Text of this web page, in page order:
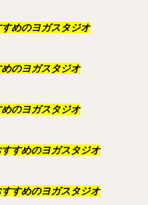
めのヨガスタジオ
のヨガスタジオ
のヨガスタジオ
すめのヨガスタジオ
すめのヨガスタジオ